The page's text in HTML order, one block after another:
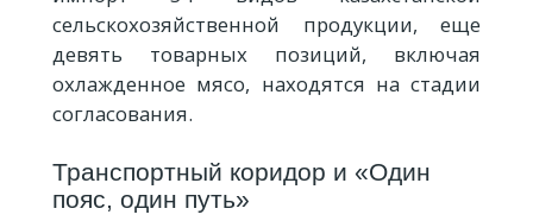
сельскохозяйственной продукции, еще
девять товарных позиций, включая
охлажденное мясо, находятся на стадии
согласования.
Транспортный коридор и «Один
пояс, один путь»